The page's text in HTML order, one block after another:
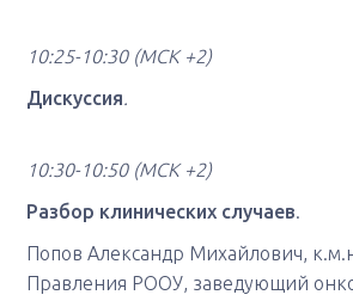
10:25-10:30 (МСК +2)
Дискуссия.
10:30-10:50 (МСК +2)
Разбор клинических случаев.
Попов Александр Михайлович,
Правления РООУ, заведующий